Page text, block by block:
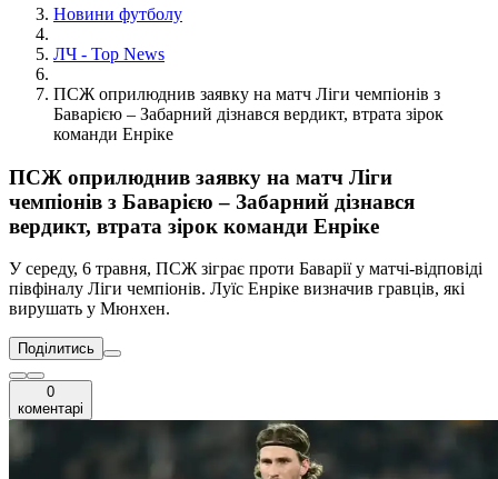
Новини футболу
ЛЧ - Top News
ПСЖ оприлюднив заявку на матч Ліги чемпіонів з
Баварією – Забарний дізнався вердикт, втрата зірок
команди Енріке
ПСЖ оприлюднив заявку на матч Ліги
чемпіонів з Баварією – Забарний дізнався
вердикт, втрата зірок команди Енріке
У середу, 6 травня, ПСЖ зіграє проти Баварії у матчі-відповіді
півфіналу Ліги чемпіонів. Луїс Енріке визначив гравців, які
вирушать у Мюнхен.
Поділитись
0
коментарі